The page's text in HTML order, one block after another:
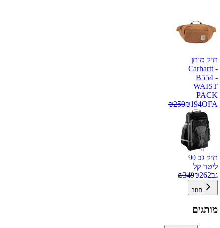
תיק מותן
Carhartt -
B554 -
WAIST
PACK
OFA
₪194
₪259
תיק גב 90
ליטר קל
גב
₪262
₪349
חזור
מותגים